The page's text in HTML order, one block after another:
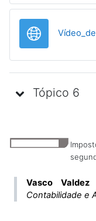
Tópico 6
Vasco Valdez
Contabilidade e